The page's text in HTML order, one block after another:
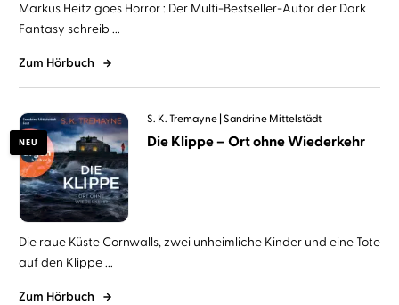
Markus Heitz goes Horror : Der Multi-Bestseller-Autor der Dark
Fantasy schreib ...
Zum Hörbuch
NEU
S. K. Tremayne Sandrine Mittelstädt
Die Klippe – Ort ohne Wiederkehr
Die raue Küste Cornwalls, zwei unheimliche Kinder und eine Tote
auf den Klippe ...
Zum Hörbuch